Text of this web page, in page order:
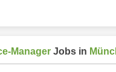
Manager Jobs in